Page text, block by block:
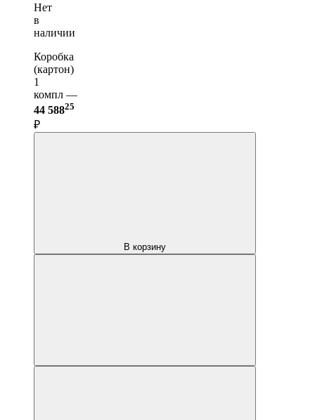
Нет
в
наличии
Коробка
(картон)
1
компл —
44 58825
₽
В корзину